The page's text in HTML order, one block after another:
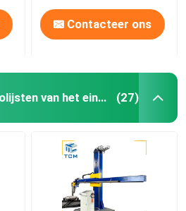
Contacteer ons
Machine voor het polijsten van het eind van de schaal (27)